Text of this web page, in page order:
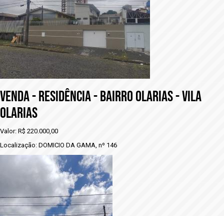
VENDA - RESIDÊNCIA - BAIRRO OLARIAS - VILA
OLARIAS
Valor: R$ 220.000,00
Localização: DOMICIO DA GAMA, nº 146